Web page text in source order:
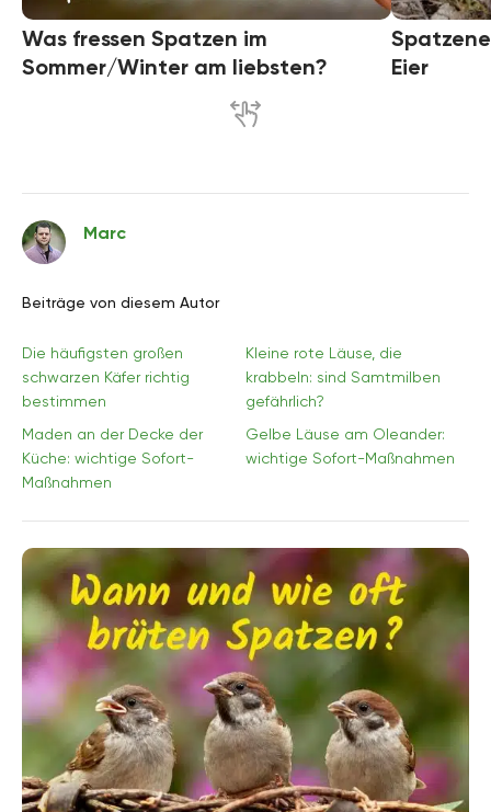
Was fressen Spatzen im
Sommer/Winter am liebsten?
Eier
Marc
Beiträge von diesem Autor
Die häufigsten großen
schwarzen Käfer richtig
bestimmen
Kleine rote Läuse, die
krabbeln: sind Samtmilben
gefährlich?
Maden an der Decke der
Küche: wichtige Sofort-
Maßnahmen
Gelbe Läuse am Oleander:
wichtige Sofort-Maßnahmen